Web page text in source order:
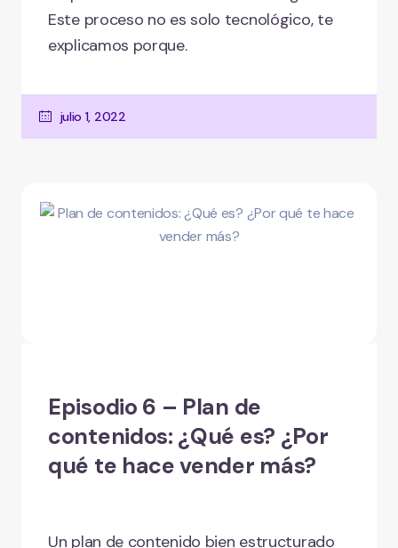
Este proceso no es solo tecnológico, te
explicamos porque.
julio 1, 2022
Episodio 6 – Plan de
contenidos: ¿Qué es? ¿Por
qué te hace vender más?
Un plan de contenido bien estructurado